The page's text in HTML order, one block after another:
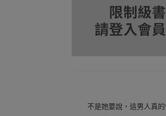
不是她要說，這男人真